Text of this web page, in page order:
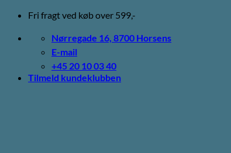
Fortsæt
indhold
Fri fragt ved køb over 599,-
Nørregade 16, 8700 Horsens
E-mail
+45 20 10 03 40
Tilmeld kundeklubben